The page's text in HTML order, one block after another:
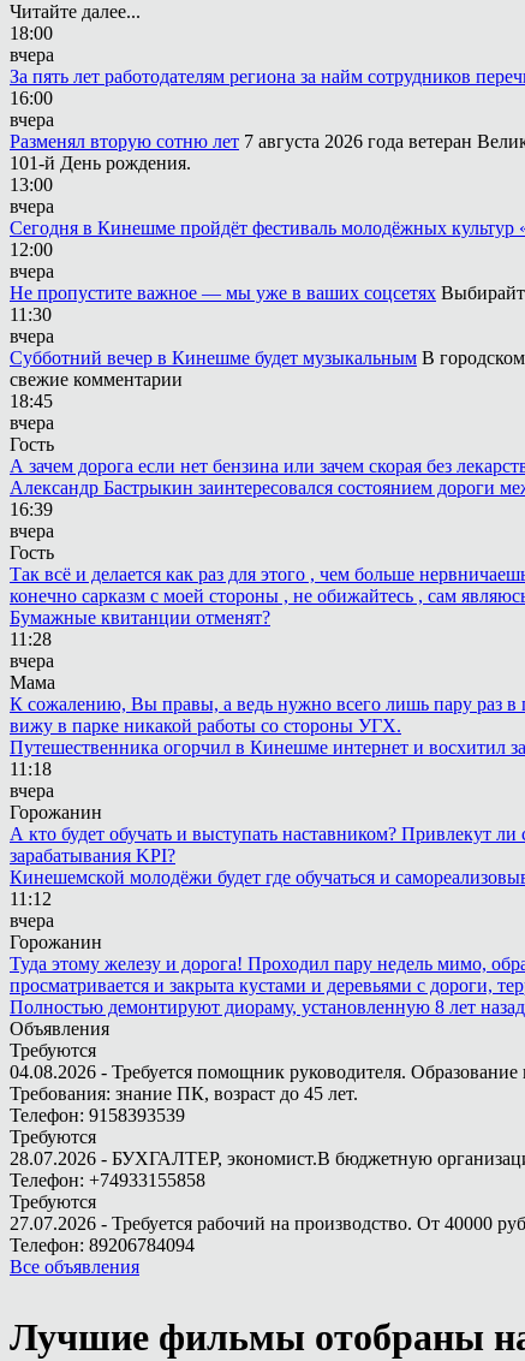
Читайте далее...
18:00
вчера
За пять лет работодателям региона за найм сотрудников
16:00
вчера
Разменял вторую сотню лет 7 августа 2026 года ветеран
101-й День рождения.
13:00
вчера
Сегодня в Кинешме пройдёт фестиваль молодёжных
12:00
вчера
Не пропустите важное — мы уже в ваших соцсетях
11:30
вчера
Субботний вечер в Кинешме будет музыкальным В
свежие комментарии
18:45
вчера
Гость
А зачем дорога если нет бензина или зачем скорая без
Александр Бастрыкин заинтересовался состоянием дороги
16:39
вчера
Гость
Так всё и делается как раз для этого , чем больше
конечно сарказм с моей стороны , не обижайтесь , сам
Бумажные квитанции отменят?
11:28
вчера
Мама
К сожалению, Вы правы, а ведь нужно всего лишь пару раз в
вижу в парке никакой работы со стороны УГХ.
Путешественника огорчил в Кинешме интернет и восхитил
11:18
вчера
Горожанин
А кто будет обучать и выступать наставником? Привлекут
зарабатывания KPI?
Кинешемской молодёжи будет где обучаться и
11:12
вчера
Горожанин
Туда этому железу и дорога! Проходил пару недель мимо,
просматривается и закрыта кустами и деревьями с дороги,
Полностью демонтируют диораму, установленную 8 лет
Объявления
Требуются
04.08.2026 - Требуется помощник руководителя.
Требования: знание ПК, возраст до 45 лет.
Телефон: 9158393539
Требуются
28.07.2026 - БУХГАЛТЕР, экономист.В бюджетную
Телефон: +74933155858
Требуются
27.07.2026 - Требуется рабочий на производство. От 40000
Телефон: 89206784094
Все объявления
Лучшие фильмы отобраны